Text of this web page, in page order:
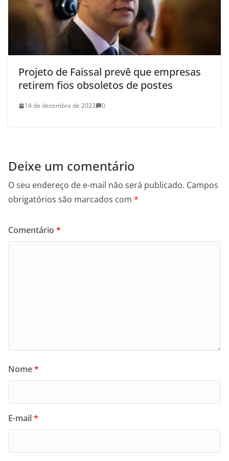
Projeto de Faissal prevê que empresas
retirem fios obsoletos de postes
14 de dezembro de 2023 0
Deixe um comentário
O seu endereço de e-mail não será publicado. Campos
obrigatórios são marcados com *
Comentário *
Nome*
E-mail*